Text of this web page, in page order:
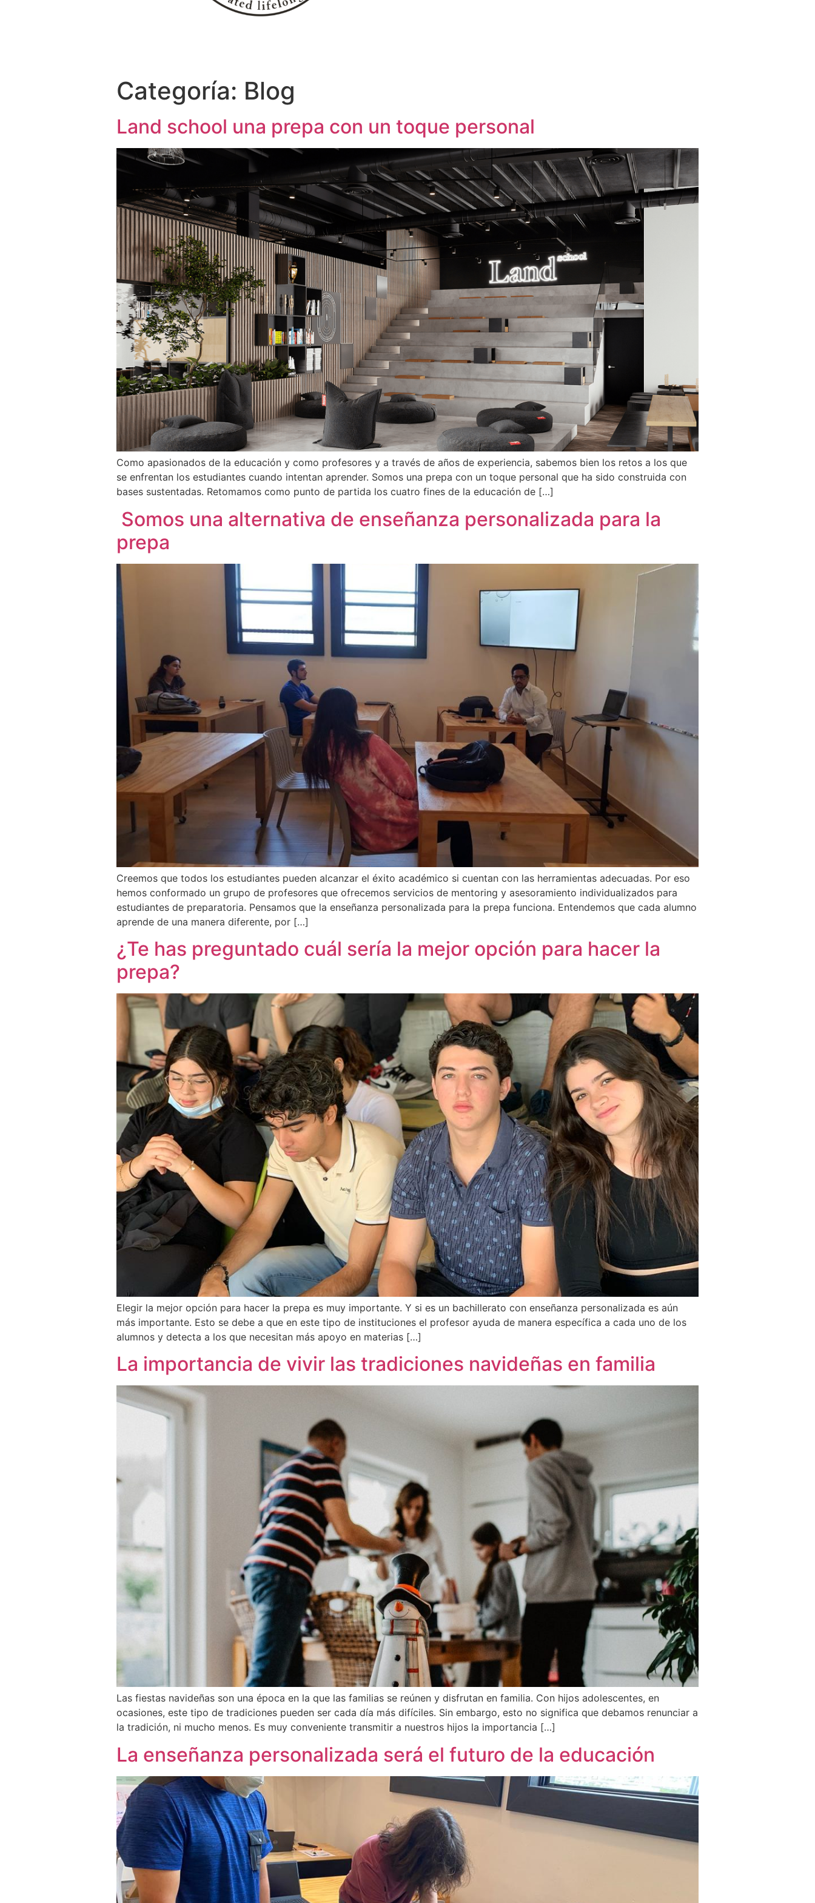
Categoría: Blog
Land school una prepa con un toque personal
Como apasionados de la educación y como profesores y a través de años de experiencia, sabemos bien los retos a los que
se enfrentan los estudiantes cuando intentan aprender. Somos una prepa con un toque personal que ha sido construida con
bases sustentadas. Retomamos como punto de partida los cuatro fines de la educación de […]
Somos una alternativa de enseñanza personalizada para la
prepa
Creemos que todos los estudiantes pueden alcanzar el éxito académico si cuentan con las herramientas adecuadas. Por eso
hemos conformado un grupo de profesores que ofrecemos servicios de mentoring y asesoramiento individualizados para
estudiantes de preparatoria. Pensamos que la enseñanza personalizada para la prepa funciona. Entendemos que cada alumno
aprende de una manera diferente, por […]
¿Te has preguntado cuál sería la mejor opción para hacer la
prepa?
Elegir la mejor opción para hacer la prepa es muy importante. Y si es un bachillerato con enseñanza personalizada es aún
más importante. Esto se debe a que en este tipo de instituciones el profesor ayuda de manera específica a cada uno de los
alumnos y detecta a los que necesitan más apoyo en materias […]
La importancia de vivir las tradiciones navideñas en familia
Las fiestas navideñas son una época en la que las familias se reúnen y disfrutan en familia. Con hijos adolescentes, en
ocasiones, este tipo de tradiciones pueden ser cada día más difíciles. Sin embargo, esto no significa que debamos renunciar a
la tradición, ni mucho menos. Es muy conveniente transmitir a nuestros hijos la importancia […]
La enseñanza personalizada será el futuro de la educación